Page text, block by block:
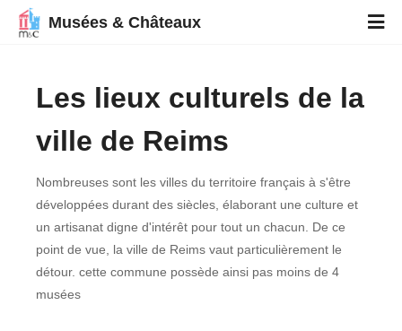
Musées & Châteaux
Les lieux culturels de la
ville de Reims
Nombreuses sont les villes du territoire français à s'être
développées durant des siècles, élaborant une culture et
un artisanat digne d'intérêt pour tout un chacun. De ce
point de vue, la ville de Reims vaut particulièrement le
détour. cette commune possède ainsi pas moins de 4
musées